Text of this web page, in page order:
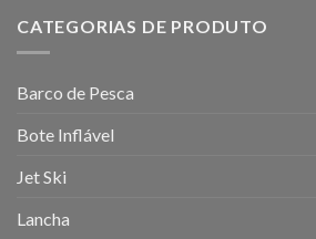
CATEGORIAS DE PRODUTO
Barco de Pesca
Bote Inflável
Jet Ski
Lancha